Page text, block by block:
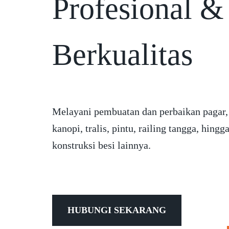
Profesional &
Berkualitas
Melayani pembuatan dan perbaikan pagar,
kanopi, tralis, pintu, railing tangga, hingga
konstruksi besi lainnya.
HUBUNGI SEKARANG